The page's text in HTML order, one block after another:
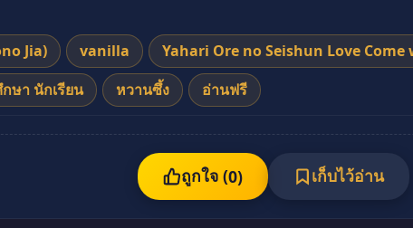
Jia)
vanilla Yahari Ore no Seishun Love
ษา นักเรียน หวานซึ้ง อ่านฟรี
ถูกใจ (0) เก็บไว้อ่าน